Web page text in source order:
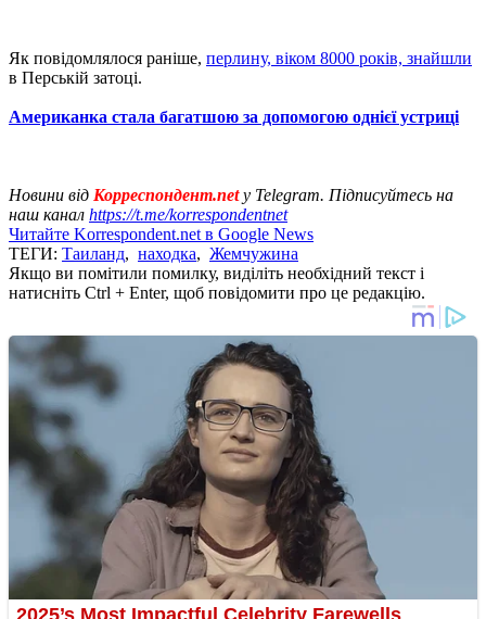
Як повідомлялося раніше, перлину, віком 8000 років, знайшли
в Перській затоці.
Американка стала багатшою за допомогою однієї устриці
Новини від Корреспондент.netу Telegram. Підписуйтесь на
наш канал https://t.me/korrespondentnet
Читайте Korrespondent.net в Google News
ТЕГИ: Таиланд, находка, Жемчужина
Якщо ви помітили помилку, виділіть необхідний текст і
натисніть Ctrl + Enter, щоб повідомити про це редакцію.